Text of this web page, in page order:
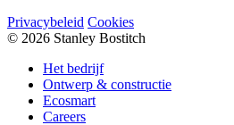
Privacybeleid Cookies
© 2026 Stanley Bostitch
Het bedrijf
Ontwerp & constructie
Ecosmart
Careers